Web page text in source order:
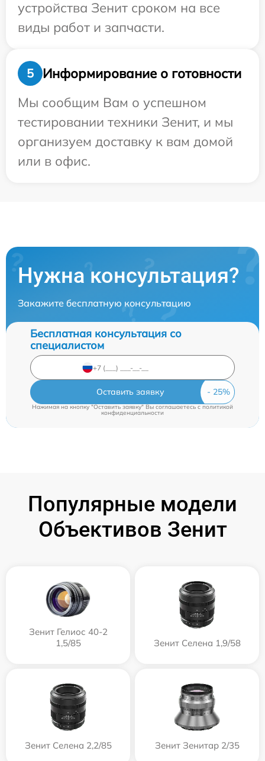
устройства Зенит сроком на все
виды работ и запчасти.
5
Информирование о готовности
Мы сообщим Вам о успешном
тестировании техники Зенит, и мы
организуем доставку к вам домой
или в офис.
Нужна консультация?
Закажите бесплатную консультацию
Бесплатная консультация со
специалистом
Оставить заявку
Нажимая на кнопку "Оставить заявку" Вы соглашаетесь cполитикой
конфиденциальности
Популярные модели
Объективов Зенит
Зенит Гелиос 40-2
1,5/85
Зенит Селена 1,9/58
Зенит Селена 2,2/85 Зенит Зенитар 2/35